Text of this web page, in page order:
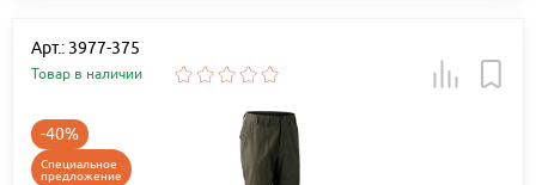
Арт.: 3977-375
Товар в наличии
-40%
Специальное
предложение